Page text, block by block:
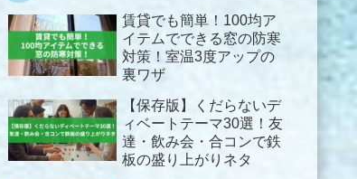
賃貸でも簡単！100均ア
イテムでできる窓の防寒
対策！室温3度アップの
裏ワザ
【保存版】くだらないデ
ィベートテーマ30選！友
達・飲み会・合コンで鉄
板の盛り上がりネタ